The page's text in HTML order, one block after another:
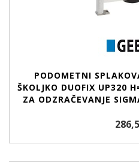
PODOMETNI
ŠKOLJKO DUOFIX UP320
ZA ODZRAČEVANJE